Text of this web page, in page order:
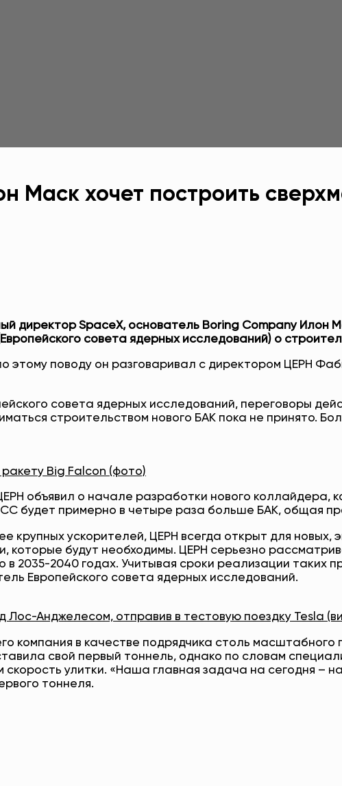
Маск хочет построить
директор SpaceX, основатель Boring Company Илон
совета ядерных исследований) о
этому поводу он разговаривал с директором ЦЕРН
совета ядерных исследований, переговоры
строительством нового БАК пока не принято.
Big Falcon (фото)
объявил о начале разработки нового коллайдера,
будет примерно в четыре раза больше БАК, общая
крупных ускорителей, ЦЕРН всегда открыт для новых,
которые будут необходимы. ЦЕРН серьезно
в 2035-2040 годах. Учитывая сроки реализации
Европейского совета ядерных исследований.
Анджелесом, отправив в тестовую поездку Tesla
компания в качестве подрядчика столь
свой первый тоннель, однако по словам
скорость улитки. «Наша главная задача на сегодня –
тоннеля.